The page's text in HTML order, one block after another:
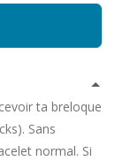
ta breloque
Sans
normal. Si